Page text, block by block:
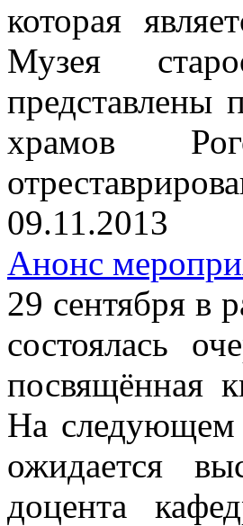
которая
Музея
представлены
храмов
09.11.2013
Анонс
29 сентября в
состоялась
посвящённая
На следующем
ожидается
доцента